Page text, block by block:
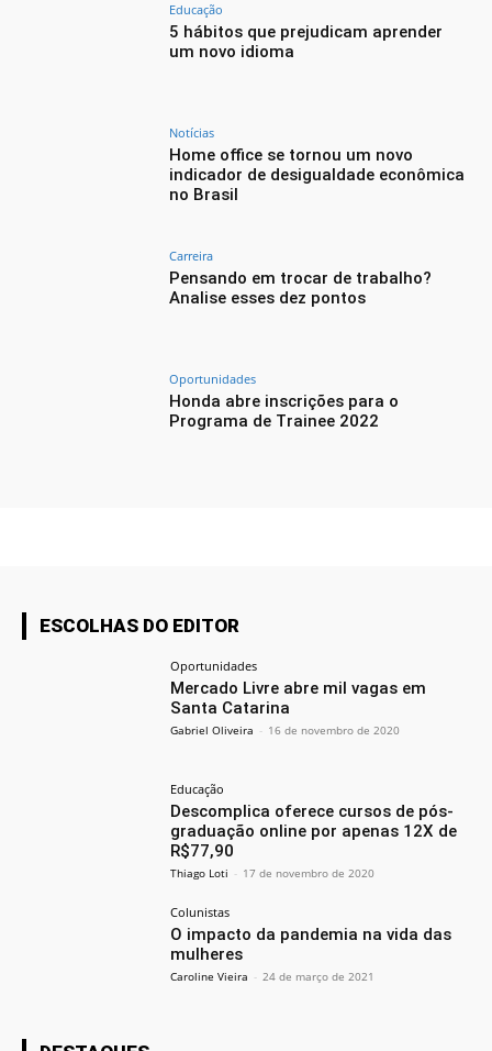
Educação
5 hábitos que prejudicam aprender
um novo idioma
Notícias
Home office se tornou um novo
indicador de desigualdade econômica
no Brasil
Carreira
Pensando em trocar de trabalho?
Analise esses dez pontos
Oportunidades
Honda abre inscrições para o
Programa de Trainee 2022
ESCOLHAS DO EDITOR
Oportunidades
Mercado Livre abre mil vagas em
Santa Catarina
Gabriel Oliveira - 16 de novembro de 2020
Educação
Descomplica oferece cursos de pós-
graduação online por apenas 12X de
R$77,90
Thiago Loti - 17 de novembro de 2020
Colunistas
O impacto da pandemia na vida das
mulheres
Caroline Vieira - 24 de março de 2021